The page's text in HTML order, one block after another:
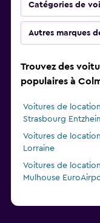
Catégories de
Autres marques
Trouvez des
populaires à
Voitures de
Strasbourg
Voitures de
Lorraine
Voitures de
Mulhouse